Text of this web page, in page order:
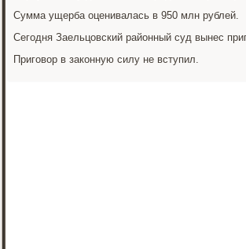
Сумма ущерба оценивалась в 950 млн рублей.
Сегодня Заельцовский районный суд вынес
Приговор в законную силу не вступил.